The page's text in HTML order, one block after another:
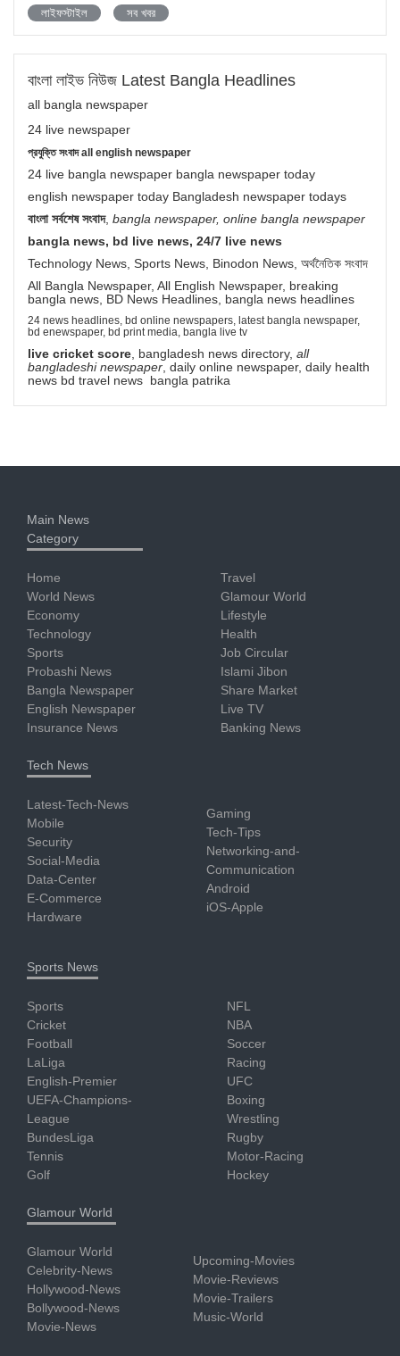
লাইফস্টাইল
সব খবর
বাংলা লাইভ নিউজ Latest Bangla Headlines
all bangla newspaper
24 live newspaper
প্রযুক্তি সংবাদ all english newspaper
24 live bangla newspaper bangla newspaper today
english newspaper today Bangladesh newspaper todays
বাংলা সর্বশেষ সংবাদ, bangla newspaper, online bangla newspaper
bangla news, bd live news, 24/7 live news
Technology News, Sports News, Binodon News, অর্থনৈতিক সংবাদ
All Bangla Newspaper, All English Newspaper, breaking
bangla news, BD News Headlines, bangla news headlines
24 news headlines, bd online newspapers, latest bangla newspaper,
bd enewspaper, bd print media, bangla live tv
live cricket score , bangladesh news directory, all
bangladeshi newspaper , daily online newspaper, daily health
news bd travel news bangla patrika
Main News
Category
Home
World News
Economy
Technology
Sports
Probashi News
Bangla Newspaper
English Newspaper
Insurance News
Travel
Glamour World
Lifestyle
Health
Job Circular
Islami Jibon
Share Market
Live TV
Banking News
Tech News
Latest-Tech-News
Mobile
Security
Social-Media
Data-Center
E-Commerce
Hardware
Gaming
Tech-Tips
Networking-and-
Communication
Android
iOS-Apple
Sports News
Sports
Cricket
Football
LaLiga
English-Premier
UEFA-Champions-
League
BundesLiga
Tennis
Golf
NFL
NBA
Soccer
Racing
UFC
Boxing
Wrestling
Rugby
Motor-Racing
Hockey
Glamour World
Glamour World
Celebrity-News
Hollywood-News
Bollywood-News
Movie-News
Upcoming-Movies
Movie-Reviews
Movie-Trailers
Music-World